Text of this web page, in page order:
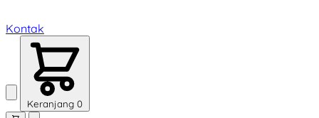
Kontak
Keranjang 0